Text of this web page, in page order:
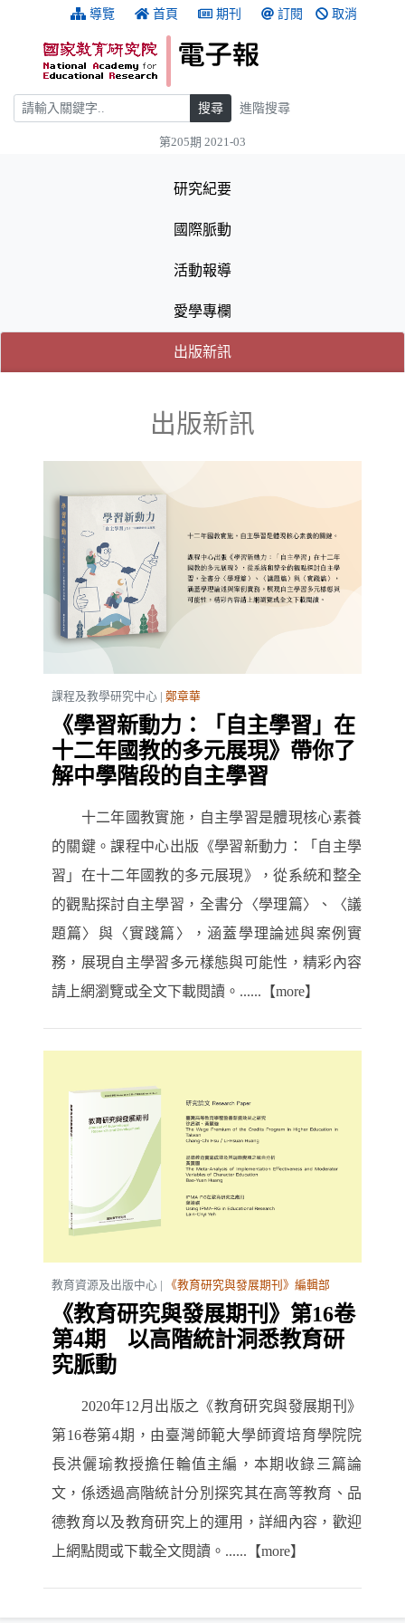
跳到主要內容 導覽 首頁 期刊 訂閱 取消
搜尋 搜尋 進階搜尋
第205期 2021-03
研究紀要
國際脈動
活動報導
愛學專欄
出版新訊
出版新訊
課程及教學研究中心 | 鄭章華
《學習新動力：「自主學習」在
十二年國教的多元展現》帶你了
解中學階段的自主學習
十二年國教實施，自主學習是體現核心素養
的關鍵。課程中心出版《學習新動力：「自主學
習」在十二年國教的多元展現》，從系統和整全
的觀點探討自主學習，全書分〈學理篇〉、〈議
題篇〉與〈實踐篇〉，涵蓋學理論述與案例實
務，展現自主學習多元樣態與可能性，精彩內容
請上網瀏覽或全文下載閱讀。......【more】
教育資源及出版中心 | 《教育研究與發展期刊》編輯部
《教育研究與發展期刊》第16卷
第4期 以高階統計洞悉教育研
究脈動
2020年12月出版之《教育研究與發展期刊》
第16卷第4期，由臺灣師範大學師資培育學院院
長洪儷瑜教授擔任輪值主編，本期收錄三篇論
文，係透過高階統計分別探究其在高等教育、品
德教育以及教育研究上的運用，詳細內容，歡迎
上網點閱或下載全文閱讀。......【more】